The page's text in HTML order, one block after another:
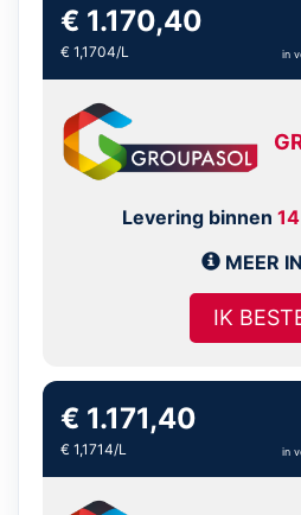
€ 1.170,40
€ 1,1704/L in
Levering binnen
MEER
IK
€ 1.171,40
€ 1,1714/L in